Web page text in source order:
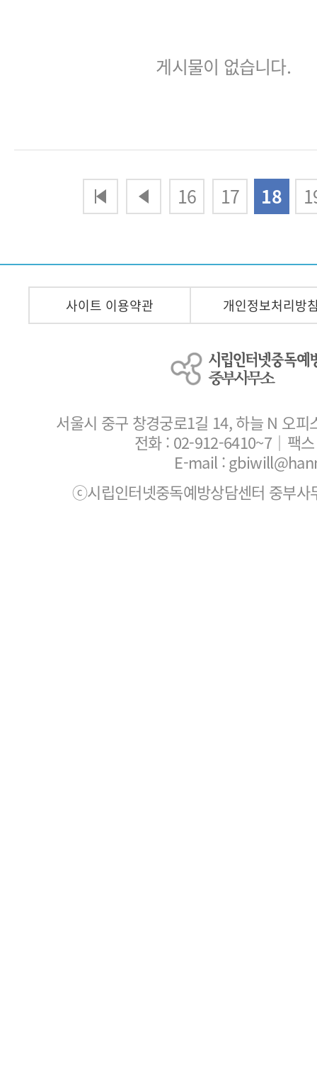
게시물이 없습니다.
16 17 18
맨끝
사이트 이용약관 개인정보처리방
서울시 중구 창경궁로1길 14, 하늘 N 오
전화 : 02-912-6410~7 ｜팩
E-mail :
ⓒ시립인터넷중독예방상담센터 중부